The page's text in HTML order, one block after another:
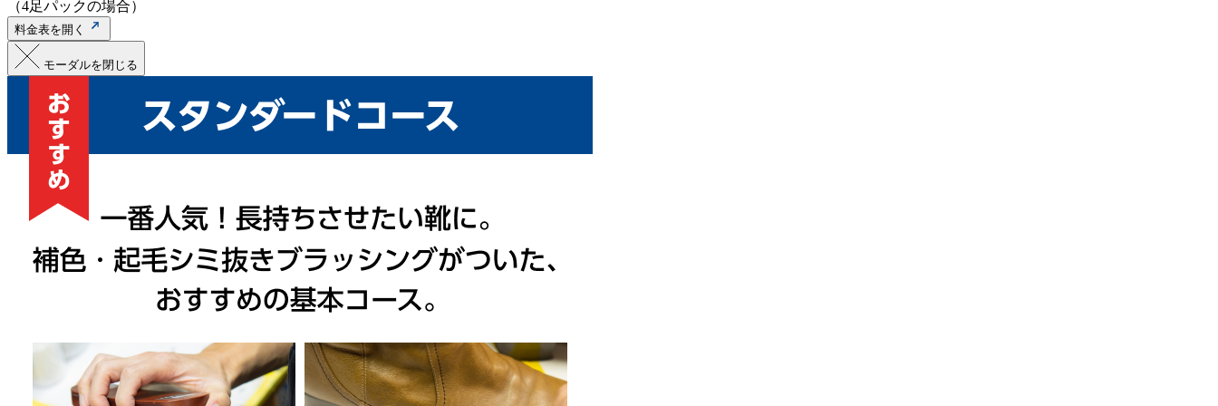
（4足パックの場合）
料金表を開く
モーダルを閉じる